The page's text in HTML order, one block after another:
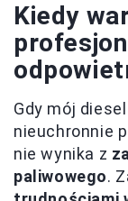
Kiedy
Gdy mój
nieuchronnie
nie wynika z
paliwowego.